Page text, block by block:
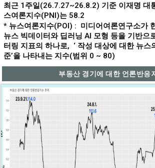
최근 1주일(26.7.27~26.8.2) 기준 이재명 대
스여론지수(PNI)는 58.2
* 뉴스여론지수(POI) : 미디어여론연구소가
뉴스 빅데이터와 딥러닝 AI 모형 등을 기반으
터링 지표의 하나로, ‘ 작성 대상에 대한 뉴스
준’을 나타내는 지수(범위 0 ~ 80)
부동산 경기에 대한 언론반응